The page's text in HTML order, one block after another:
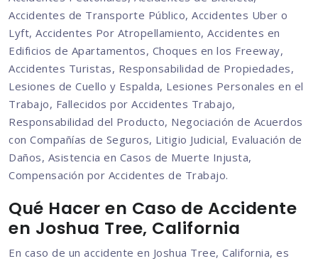
Accidentes de Transporte Público, Accidentes Uber o
Lyft, Accidentes Por Atropellamiento, Accidentes en
Edificios de Apartamentos, Choques en los Freeway,
Accidentes Turistas, Responsabilidad de Propiedades,
Lesiones de Cuello y Espalda, Lesiones Personales en el
Trabajo, Fallecidos por Accidentes Trabajo,
Responsabilidad del Producto, Negociación de Acuerdos
con Compañías de Seguros, Litigio Judicial, Evaluación de
Daños, Asistencia en Casos de Muerte Injusta,
Compensación por Accidentes de Trabajo.
Qué Hacer en Caso de Accidente
en Joshua Tree, California
En caso de un accidente en Joshua Tree, California, es